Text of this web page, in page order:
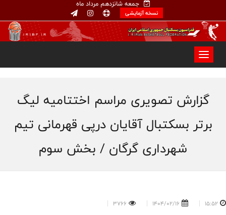
جمعه شانزدهم مرداد ماه
نسخه آزمایشی
گزارش تصویری مراسم اختتامیه لیگ
برتر بسکتبال آقایان درپی قهرمانی تیم
شهرداری گرگان / بخش سوم
15:52
1404/02/16
3766